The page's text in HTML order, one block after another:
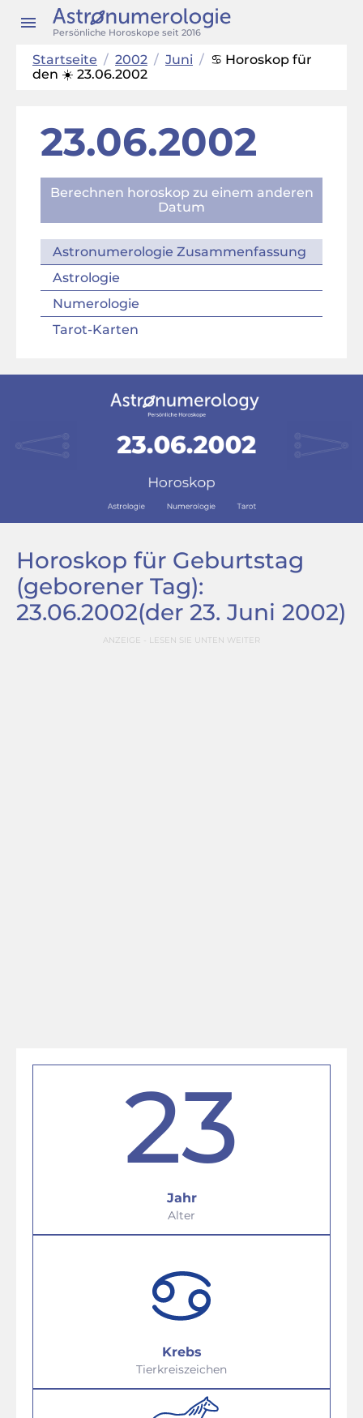
Persönliche Horoskope seit 2016
Startseite / 2002 / Juni / ♋ Horoskop für
den ☀️ 23.06.2002
23.06.2002
Berechnen horoskop zu einem anderen
Datum
Astronumerologie Zusammenfassung
Astrologie
Numerologie
Tarot-Karten
Horoskop für Geburtstag
(geborener Tag):
23.06.2002(der 23. Juni 2002)
ANZEIGE - LESEN SIE UNTEN WEITER
23
Jahr
Alter
Krebs
Tierkreiszeichen